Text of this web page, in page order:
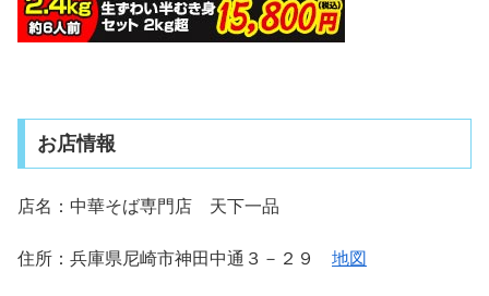
お店情報
店名：中華そば専門店 天下一品
住所：兵庫県尼崎市神田中通３－２９ 地図